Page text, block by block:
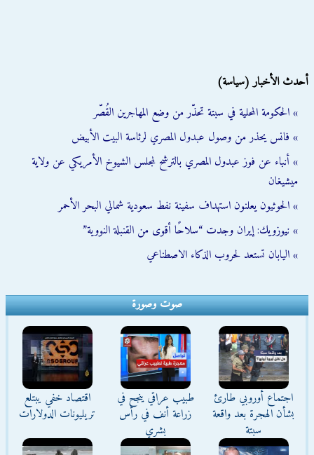
أحدث الأخبار (سياسة)
» الحكومة المحلية في سبتة تحذّر من وضع المهاجرين القُصّر
» فانس يحذر من وصول عبدول المصري لرئاسة البيت الأبيض
» أنباء عن فوز عبدول المصري بالترشح لمجلس الشيوخ الأمريكي عن ولاية
ميشيغان
» الحوثيون يعلنون استهداف سفينة نفط سعودية شمالي البحر الأحمر
» نيوزويك: إيران وجدت “سلاحًا أقوى من القنبلة النووية”
» اليابان تستعد لحروب الذكاء الاصطناعي
صوت وصورة
اجتماع أوروبي طارئ
بشأن الهجرة بعد واقعة
سبتة
طبيب عراقي ينجح في
زراعة أنف في رأس
بشري
اقتصاد خفي يبتلع
تريليونات الدولارات